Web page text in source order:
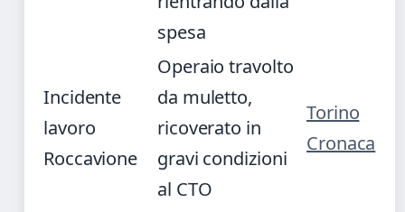
spesa
Incidente
lavoro
Roccavione
Operaio travolto
da muletto,
ricoverato in
gravi condizioni
al CTO
Torino
Cronaca